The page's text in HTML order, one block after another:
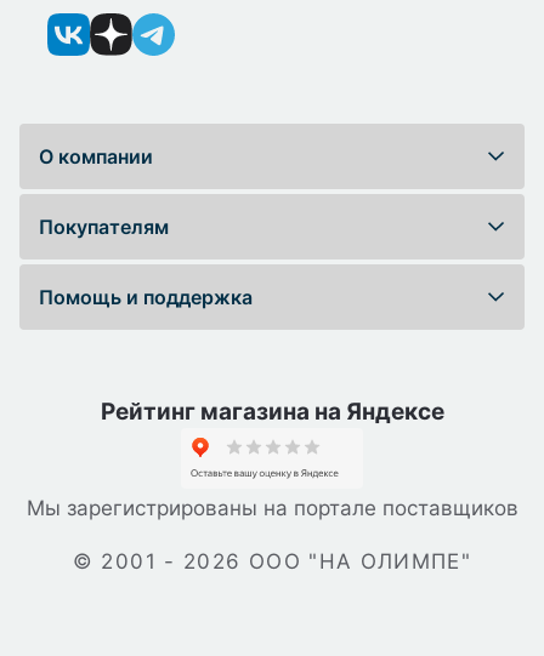
О компании
Покупателям
Помощь и поддержка
Рейтинг магазина на Яндексе
Мы зарегистрированы на портале поставщиков
© 2001 - 2026 ООО "НА ОЛИМПЕ"